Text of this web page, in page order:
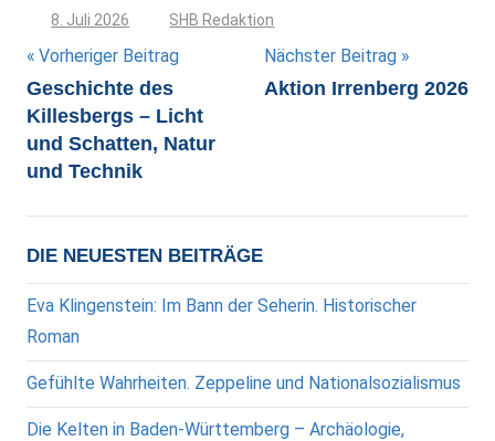
8. Juli 2026 SHB Redaktion
Beitragsnavigation
Vorheriger Beitrag
Geschichte des
Killesbergs – Licht
und Schatten, Natur
und Technik
Nächster Beitrag
Aktion Irrenberg 2026
DIE NEUESTEN BEITRÄGE
Eva Klingenstein: Im Bann der Seherin. Historischer
Roman
Gefühlte Wahrheiten. Zeppeline und Nationalsozialismus
Die Kelten in Baden-Württemberg – Archäologie,